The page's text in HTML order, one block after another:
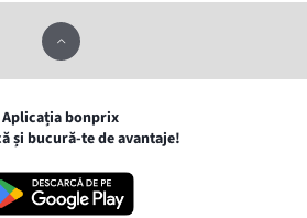
Aplicația bonprix
și bucură-te de avantaje!